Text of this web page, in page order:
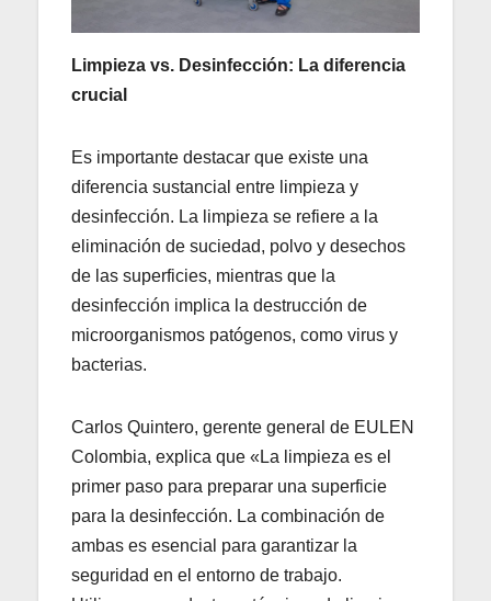
Limpieza vs. Desinfección: La diferencia
crucial
Es importante destacar que existe una
diferencia sustancial entre limpieza y
desinfección. La limpieza se refiere a la
eliminación de suciedad, polvo y desechos
de las superficies, mientras que la
desinfección implica la destrucción de
microorganismos patógenos, como virus y
bacterias.
Carlos Quintero, gerente general de EULEN
Colombia, explica que «La limpieza es el
primer paso para preparar una superficie
para la desinfección. La combinación de
ambas es esencial para garantizar la
seguridad en el entorno de trabajo.